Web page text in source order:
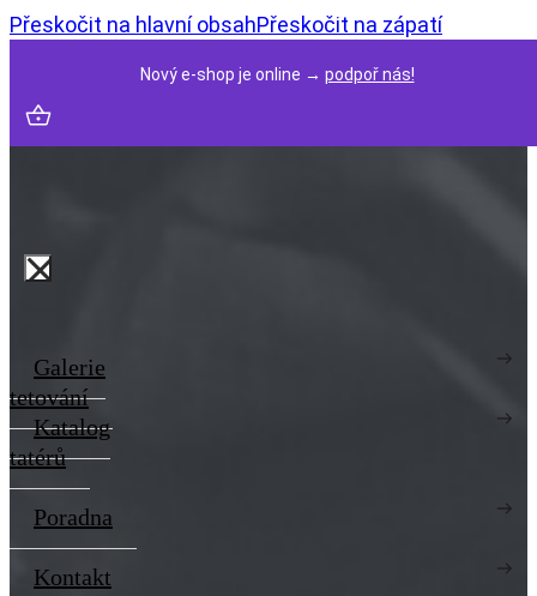
Přeskočit na hlavní obsahPřeskočit na zápatí
Nový e-shop je online → podpoř nás!
Galerie
tetování
Katalog
tatérů
Poradna
Kontakt